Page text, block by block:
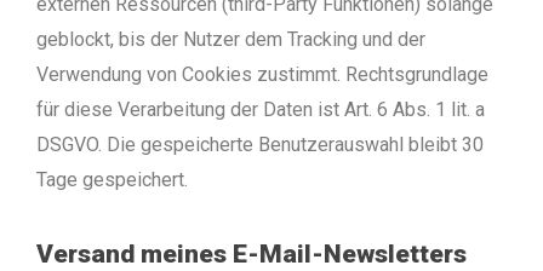
geblockt, bis der Nutzer dem Tracking und der
Verwendung von Cookies zustimmt. Rechtsgrundlage
für diese Verarbeitung der Daten ist Art. 6 Abs. 1 lit. a
DSGVO. Die gespeicherte Benutzerauswahl bleibt 30
Tage gespeichert.
Versand meines E-Mail-Newsletters